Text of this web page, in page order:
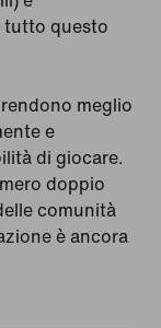
tutto questo
meglio
e
di giocare.
doppio
comunità
è ancora